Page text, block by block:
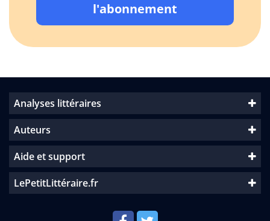
l'abonnement
Analyses littéraires
Auteurs
Aide et support
LePetitLittéraire.fr